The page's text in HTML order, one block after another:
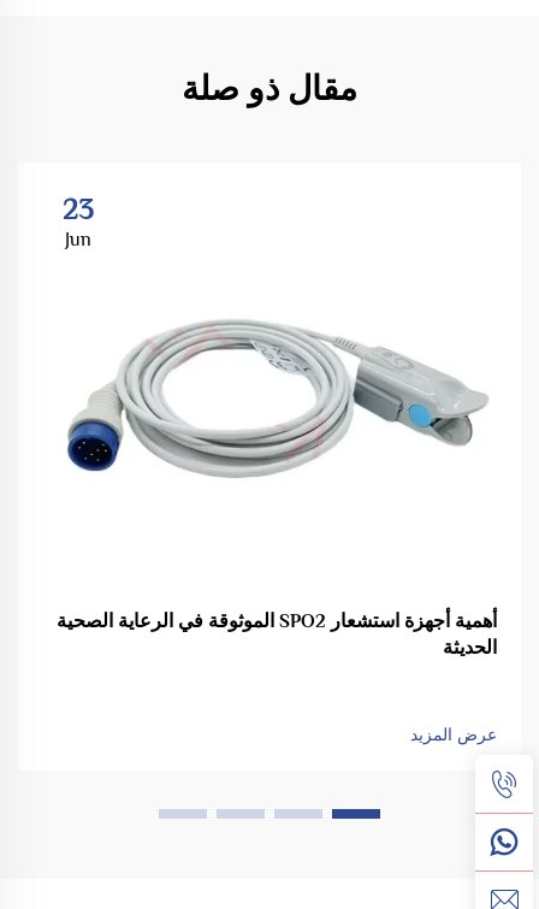
مقال ذو صلة
23
Jun
أهمية أجهزة استشعار SPO2 الموثوقة في الرعاية الصحية
الحديثة
عرض المزيد